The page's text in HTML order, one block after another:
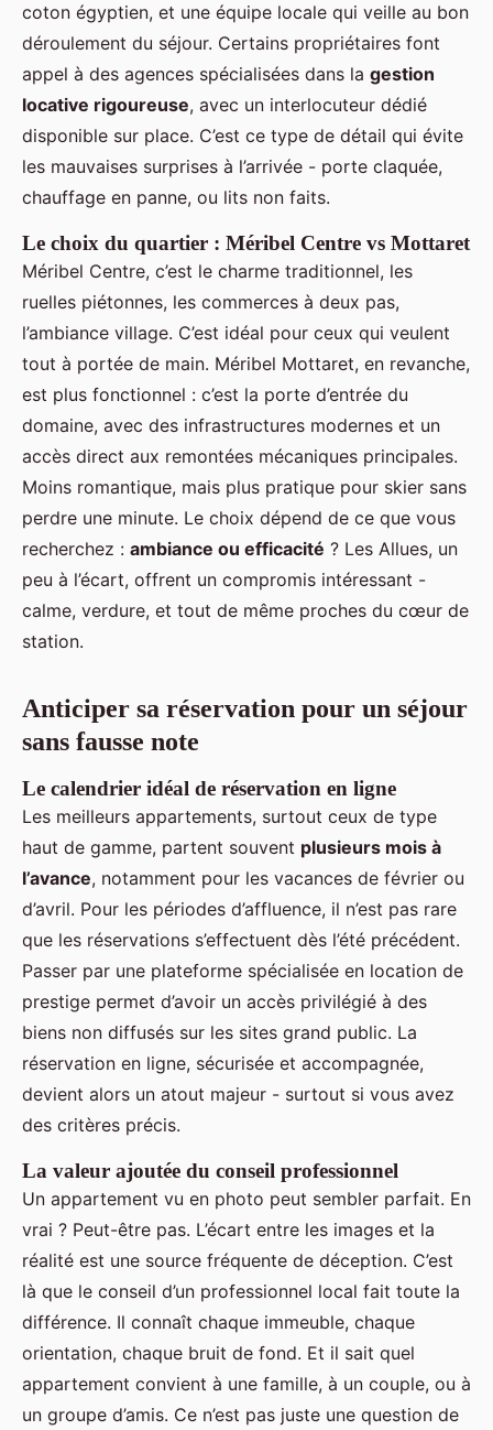
coton égyptien, et une équipe locale qui veille au bon
déroulement du séjour. Certains propriétaires font
appel à des agences spécialisées dans la gestion
locative rigoureuse, avec un interlocuteur dédié
disponible sur place. C’est ce type de détail qui évite
les mauvaises surprises à l’arrivée - porte claquée,
chauffage en panne, ou lits non faits.
Le choix du quartier : Méribel Centre vs Mottaret
Méribel Centre, c’est le charme traditionnel, les
ruelles piétonnes, les commerces à deux pas,
l’ambiance village. C’est idéal pour ceux qui veulent
tout à portée de main. Méribel Mottaret, en revanche,
est plus fonctionnel : c’est la porte d’entrée du
domaine, avec des infrastructures modernes et un
accès direct aux remontées mécaniques principales.
Moins romantique, mais plus pratique pour skier sans
perdre une minute. Le choix dépend de ce que vous
recherchez : ambiance ou efficacité ? Les Allues, un
peu à l’écart, offrent un compromis intéressant -
calme, verdure, et tout de même proches du cœur de
station.
Anticiper sa réservation pour un séjour
sans fausse note
Le calendrier idéal de réservation en ligne
Les meilleurs appartements, surtout ceux de type
haut de gamme, partent souvent plusieurs mois à
l’avance, notamment pour les vacances de février ou
d’avril. Pour les périodes d’affluence, il n’est pas rare
que les réservations s’effectuent dès l’été précédent.
Passer par une plateforme spécialisée en location de
prestige permet d’avoir un accès privilégié à des
biens non diffusés sur les sites grand public. La
réservation en ligne, sécurisée et accompagnée,
devient alors un atout majeur - surtout si vous avez
des critères précis.
La valeur ajoutée du conseil professionnel
Un appartement vu en photo peut sembler parfait. En
vrai ? Peut-être pas. L’écart entre les images et la
réalité est une source fréquente de déception. C’est
là que le conseil d’un professionnel local fait toute la
différence. Il connaît chaque immeuble, chaque
orientation, chaque bruit de fond. Et il sait quel
appartement convient à une famille, à un couple, ou à
un groupe d’amis. Ce n’est pas juste une question de